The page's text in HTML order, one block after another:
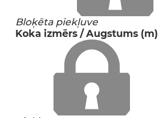
Bloķēta piekļuve
Koka izmērs / Augstums (m)